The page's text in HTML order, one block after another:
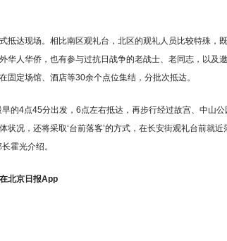
抵达现场。相比南区观礼台，北区的观礼人员比较特殊，
华人华侨，也有参与过抗日战争的老战士、老同志，以及
固定场馆、酒店等30余个点位集结，分批次抵达。
的4点45分出发，6点左右抵达，再步行经过故宫、中山
状况，还将采取‘台前落客’的方式，在长安街观礼台前就
霍光介绍。
北京日报App